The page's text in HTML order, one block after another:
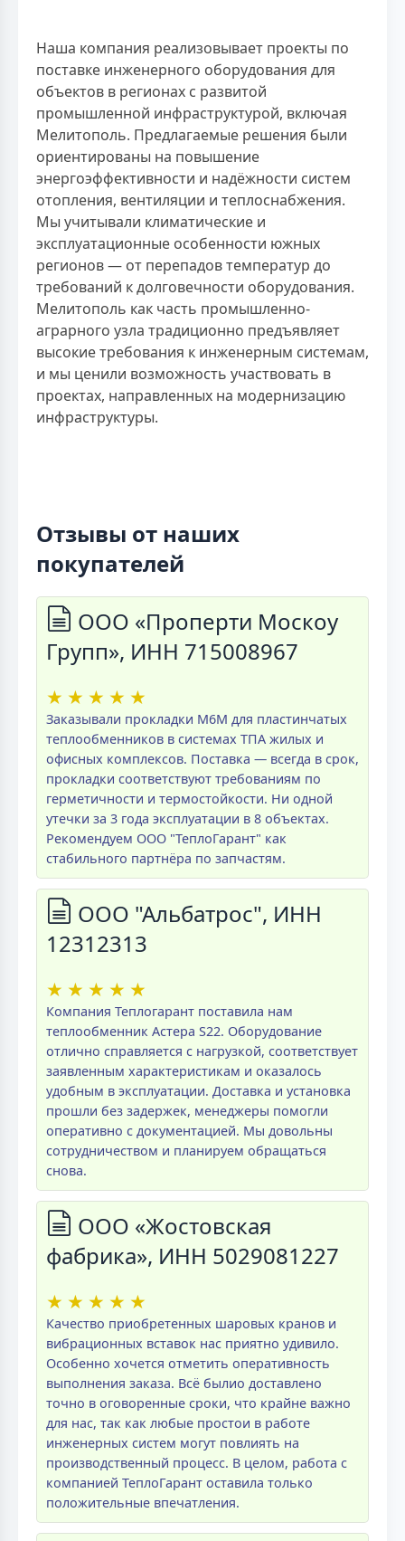
Наша компания реализовывает проекты по
поставке инженерного оборудования для
объектов в регионах с развитой
промышленной инфраструктурой, включая
Мелитополь. Предлагаемые решения были
ориентированы на повышение
энергоэффективности и надёжности систем
отопления, вентиляции и теплоснабжения.
Мы учитывали климатические и
эксплуатационные особенности южных
регионов — от перепадов температур до
требований к долговечности оборудования.
Мелитополь как часть промышленно-
аграрного узла традиционно предъявляет
высокие требования к инженерным системам,
и мы ценили возможность участвовать в
проектах, направленных на модернизацию
инфраструктуры.
Отзывы от наших
покупателей
ООО «Проперти Москоу
Групп», ИНН 715008967
★ ★ ★ ★ ★
Заказывали прокладки M6M для пластинчатых
теплообменников в системах ТПА жилых и
офисных комплексов. Поставка — всегда в срок,
прокладки соответствуют требованиям по
герметичности и термостойкости. Ни одной
утечки за 3 года эксплуатации в 8 объектах.
Рекомендуем ООО "ТеплоГарант" как
стабильного партнёра по запчастям.
ООО "Альбатрос", ИНН
12312313
★ ★ ★ ★ ★
Компания Теплогарант поставила нам
теплообменник Астера S22. Оборудование
отлично справляется с нагрузкой, соответствует
заявленным характеристикам и оказалось
удобным в эксплуатации. Доставка и установка
прошли без задержек, менеджеры помогли
оперативно с документацией. Мы довольны
сотрудничеством и планируем обращаться
снова.
ООО «Жостовская
фабрика», ИНН 5029081227
★ ★ ★ ★ ★
Качество приобретенных шаровых кранов и
вибрационных вставок нас приятно удивило.
Особенно хочется отметить оперативность
выполнения заказа. Всё былио доставлено
точно в оговоренные сроки, что крайне важно
для нас, так как любые простои в работе
инженерных систем могут повлиять на
производственный процесс. В целом, работа с
компанией ТеплоГарант оставила только
положительные впечатления.